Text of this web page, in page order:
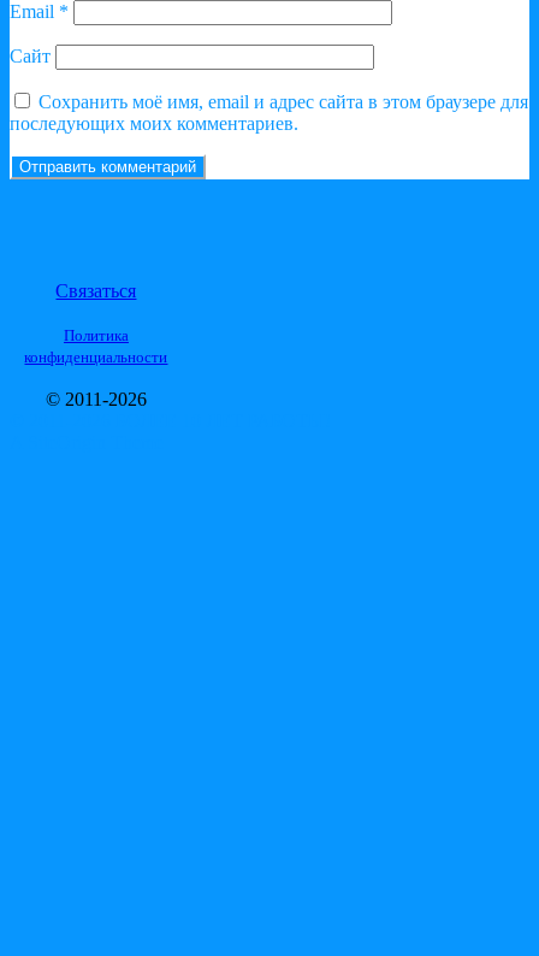
Email *
Сайт
Сохранить моё имя, email и адрес сайта в этом браузере для
последующих моих комментариев.
Связаться
Политика
конфиденциальности
© 2011-2026